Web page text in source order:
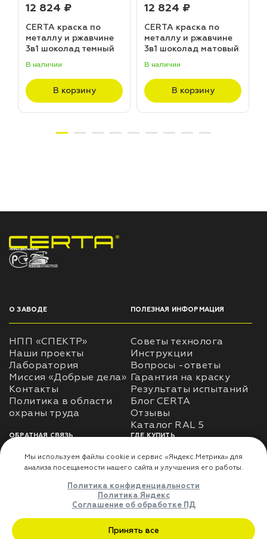
12 824 ₽
CERTA краска по
металлу и ржавчине
3в1 шоколад темный
(20,0кг)
В наличии
В корзину
12 824 ₽
CERTA краска по
металлу и ржавчине
3в1 шоколад матовый
В наличии
В корзину
НПП «СПЕКТР» ЗАВОД ЛАКОКРАСОЧНЫХ МАТЕРИАЛОВ
О ЗАВОДЕ
НПП «СПЕКТР»
Наши проекты
Лаборатория
Миссия «Добрые дела»
Контакты
Политика в области
ПОЛЕЗНАЯ ИНФОРМАЦИЯ
Советы технолога
Инструкции
Вопросы -ответы
Гарантия на краску
Результаты испытаний
Блог CERTA
Отзывы
Каталог RAL 5
ОБРАТНАЯ СВЯЗЬ
Использование
использования личных
Оферта
ГДЕ КУПИТЬ
Доставка
Где купить
ДЛЯ ПАРТНЁРОВ